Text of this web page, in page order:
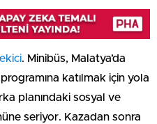
. Minibüs, Malatya’da
katılmak için yola
planındaki sosyal ve
seriyor. Kazadan sonra